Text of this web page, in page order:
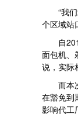
“我们
个区域站
自2018
面包机、
说，实际
而本次
在豁免到
影响代工